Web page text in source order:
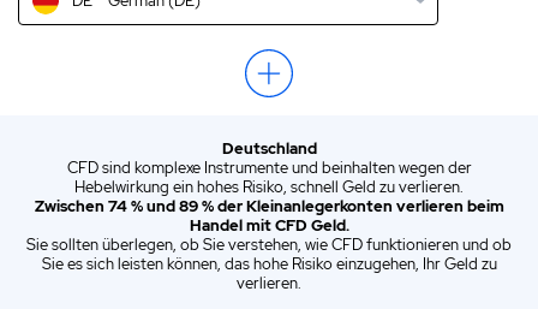
US English (US)
IT Italian (IT)
Deutschland
CFD sind komplexe Instrumente und beinhalten wegen der
Hebelwirkung ein hohes Risiko, schnell Geld zu verlieren.
Zwischen 74 % und 89 % der Kleinanlegerkonten verlieren beim
Handel mit CFD Geld.
Sie sollten überlegen, ob Sie verstehen, wie CFD funktionieren und ob
Sie es sich leisten können, das hohe Risiko einzugehen, Ihr Geld zu
verlieren.